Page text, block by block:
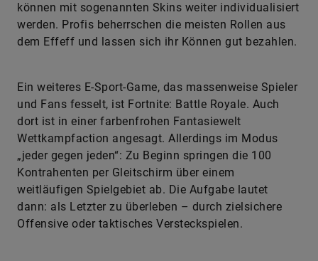
können mit sogenannten Skins weiter individualisiert
werden. Profis beherrschen die meisten Rollen aus
dem Effeff und lassen sich ihr Können gut bezahlen.
Ein weiteres E-Sport-Game, das massenweise Spieler
und Fans fesselt, ist Fortnite: Battle Royale. Auch
dort ist in einer farbenfrohen Fantasiewelt
Wettkampfaction angesagt. Allerdings im Modus
„jeder gegen jeden“: Zu Beginn springen die 100
Kontrahenten per Gleitschirm über einem
weitläufigen Spielgebiet ab. Die Aufgabe lautet
dann: als Letzter zu überleben – durch zielsichere
Offensive oder taktisches Versteckspielen.